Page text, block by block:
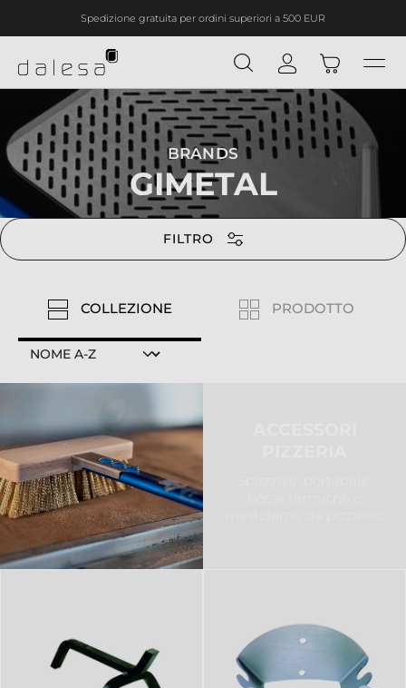
principaleSpedizione gratuita per ordini superiori a 500 EUR
BRANDS
GIMETAL
FILTRO
COLLEZIONE PRODOTTO